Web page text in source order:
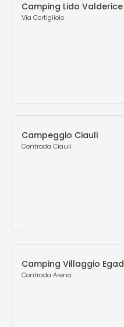
Camping Lido Valderice
Via Cortigliolo
Campeggio Ciauli
Contrada Ciauli
Camping Villaggio Egad
Contrada Arena